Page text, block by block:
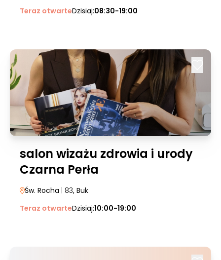
Teraz otwarteDzisiaj:08:30-19:00
salon wizażu zdrowia i urody
Czarna Perła
Św. Rocha | 83, Buk
Teraz otwarteDzisiaj:10:00-19:00